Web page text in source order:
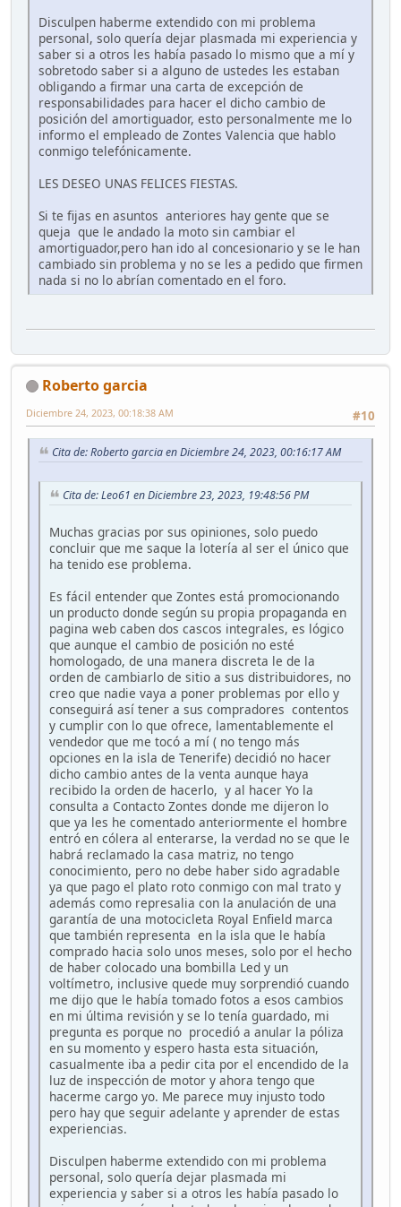
Disculpen haberme extendido con mi problema
personal, solo quería dejar plasmada mi experiencia y
saber si a otros les había pasado lo mismo que a mí y
sobretodo saber si a alguno de ustedes les estaban
obligando a firmar una carta de excepción de
responsabilidades para hacer el dicho cambio de
posición del amortiguador, esto personalmente me lo
informo el empleado de Zontes Valencia que hablo
conmigo telefónicamente.
LES DESEO UNAS FELICES FIESTAS.
Si te fijas en asuntos anteriores hay gente que se
queja que le andado la moto sin cambiar el
amortiguador,pero han ido al concesionario y se le han
cambiado sin problema y no se les a pedido que firmen
nada si no lo abrían comentado en el foro.
Roberto garcia
#10
Diciembre 24, 2023, 00:18:38 AM
Cita de: Roberto garcia en Diciembre 24, 2023, 00:16:17 AM
Cita de: Leo61 en Diciembre 23, 2023, 19:48:56 PM
Muchas gracias por sus opiniones, solo puedo
concluir que me saque la lotería al ser el único que
ha tenido ese problema.
Es fácil entender que Zontes está promocionando
un producto donde según su propia propaganda en
pagina web caben dos cascos integrales, es lógico
que aunque el cambio de posición no esté
homologado, de una manera discreta le de la
orden de cambiarlo de sitio a sus distribuidores, no
creo que nadie vaya a poner problemas por ello y
conseguirá así tener a sus compradores contentos
y cumplir con lo que ofrece, lamentablemente el
vendedor que me tocó a mí ( no tengo más
opciones en la isla de Tenerife) decidió no hacer
dicho cambio antes de la venta aunque haya
recibido la orden de hacerlo, y al hacer Yo la
consulta a Contacto Zontes donde me dijeron lo
que ya les he comentado anteriormente el hombre
entró en cólera al enterarse, la verdad no se que le
habrá reclamado la casa matriz, no tengo
conocimiento, pero no debe haber sido agradable
ya que pago el plato roto conmigo con mal trato y
además como represalia con la anulación de una
garantía de una motocicleta Royal Enfield marca
que también representa en la isla que le había
comprado hacia solo unos meses, solo por el hecho
de haber colocado una bombilla Led y un
voltímetro, inclusive quede muy sorprendió cuando
me dijo que le había tomado fotos a esos cambios
en mi última revisión y se lo tenía guardado, mi
pregunta es porque no procedió a anular la póliza
en su momento y espero hasta esta situación,
casualmente iba a pedir cita por el encendido de la
luz de inspección de motor y ahora tengo que
hacerme cargo yo. Me parece muy injusto todo
pero hay que seguir adelante y aprender de estas
experiencias.
Disculpen haberme extendido con mi problema
personal, solo quería dejar plasmada mi
experiencia y saber si a otros les había pasado lo